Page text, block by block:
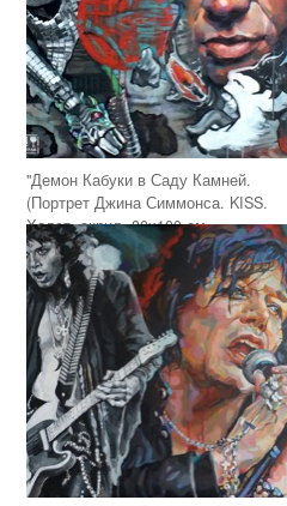
"Демон Кабуки в Саду Камней.
(Портрет Джина Симмонса. KISS.
Холст, акрил, 80х100 см